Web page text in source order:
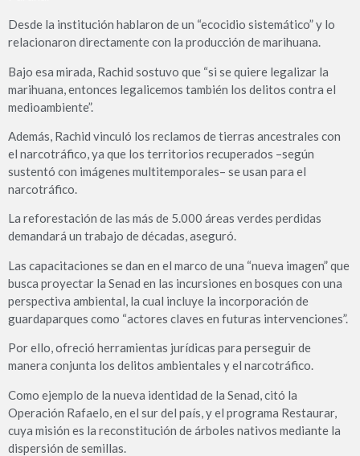
Desde la institución hablaron de un “ecocidio sistemático” y lo
relacionaron directamente con la producción de marihuana.
Bajo esa mirada, Rachid sostuvo que “si se quiere legalizar la
marihuana, entonces legalicemos también los delitos contra el
medioambiente”.
Además, Rachid vinculó los reclamos de tierras ancestrales con
el narcotráfico, ya que los territorios recuperados –según
sustentó con imágenes multitemporales– se usan para el
narcotráfico.
La reforestación de las más de 5.000 áreas verdes perdidas
demandará un trabajo de décadas, aseguró.
Las capacitaciones se dan en el marco de una “nueva imagen” que
busca proyectar la Senad en las incursiones en bosques con una
perspectiva ambiental, la cual incluye la incorporación de
guardaparques como “actores claves en futuras intervenciones”.
Por ello, ofreció herramientas jurídicas para perseguir de
manera conjunta los delitos ambientales y el narcotráfico.
Como ejemplo de la nueva identidad de la Senad, citó la
Operación Rafaelo, en el sur del país, y el programa Restaurar,
cuya misión es la reconstitución de árboles nativos mediante la
dispersión de semillas.